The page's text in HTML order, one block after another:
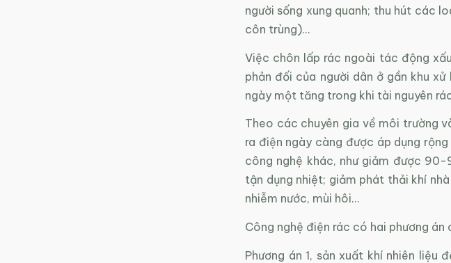
người sống xung quanh; thu hút các
côn trùng)…
Việc chôn lấp rác ngoài tác động
phản đối của người dân ở gần khu
ngày một tăng trong khi tài nguyên
Theo các chuyên gia về môi trường
ra điện ngày càng được áp dụng
công nghệ khác, như giảm được
tận dụng nhiệt; giảm phát thải khí
nhiễm nước, mùi hôi…
Công nghệ điện rác có hai phương án
Phương án 1, sản xuất khí nhiên